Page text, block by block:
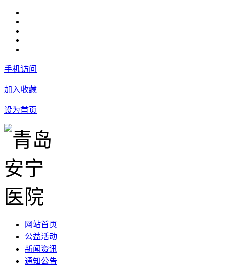
手机访问
加入收藏
设为首页
网站首页
公益活动
新闻资讯
通知公告